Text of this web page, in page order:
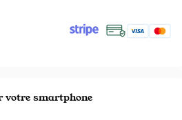
votre smartphone